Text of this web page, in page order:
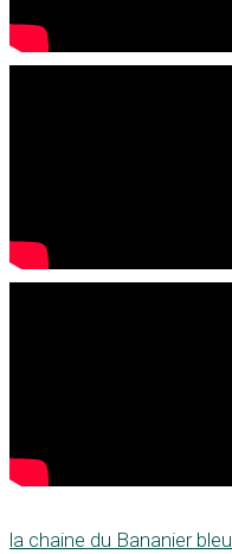
la chaine du Bananier bleu